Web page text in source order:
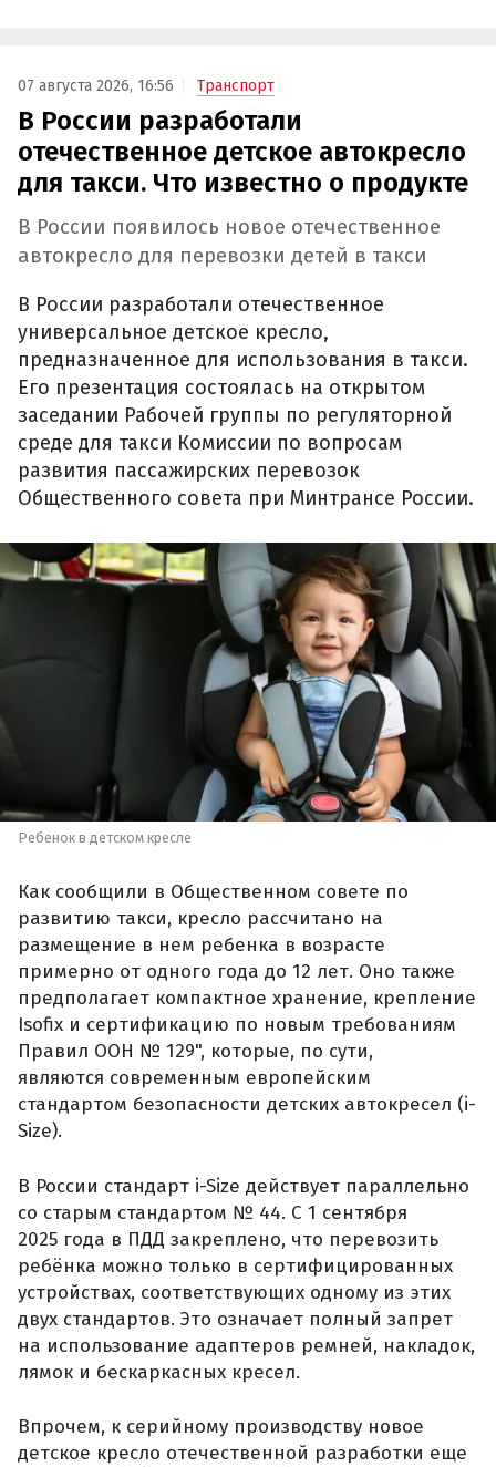
07 августа 2026, 16:56 Транспорт
В России разработали
отечественное детское автокресло
для такси. Что известно о продукте
В России появилось новое отечественное
автокресло для перевозки детей в такси
В России разработали отечественное
универсальное детское кресло,
предназначенное для использования в такси.
Его презентация состоялась на открытом
заседании Рабочей группы по регуляторной
среде для такси Комиссии по вопросам
развития пассажирских перевозок
Общественного совета при Минтрансе России.
Ребенок в детском кресле
Как сообщили в Общественном совете по
развитию такси, кресло рассчитано на
размещение в нем ребенка в возрасте
примерно от одного года до 12 лет. Оно также
предполагает компактное хранение, крепление
Isofix и сертификацию по новым требованиям
Правил ООН № 129", которые, по сути,
являются современным европейским
стандартом безопасности детских автокресел (i-
Size).
В России стандарт i-Size действует параллельно
со старым стандартом № 44. С 1 сентября
2025 года в ПДД закреплено, что перевозить
ребёнка можно только в сертифицированных
устройствах, соответствующих одному из этих
двух стандартов. Это означает полный запрет
на использование адаптеров ремней, накладок,
лямок и бескаркасных кресел.
Впрочем, к серийному производству новое
детское кресло отечественной разработки еще